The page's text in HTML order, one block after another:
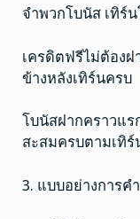
จำพวกโบนัส เทิร์
เครดิตฟรีไม่ต้องฝ
ข้างหลังเทิร์นครบ
โบนัสฝากคราวแร
สะสมครบตามเทิร์
3. แบบอย่างการค